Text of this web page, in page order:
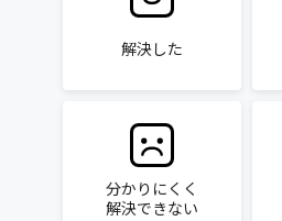
解決した
分かりにくく
解決できない